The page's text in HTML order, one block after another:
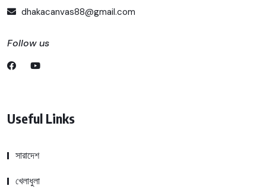
dhakacanvas88@gmail.com
Follow us
Useful Links
সারাদেশ
খেলাধুলা